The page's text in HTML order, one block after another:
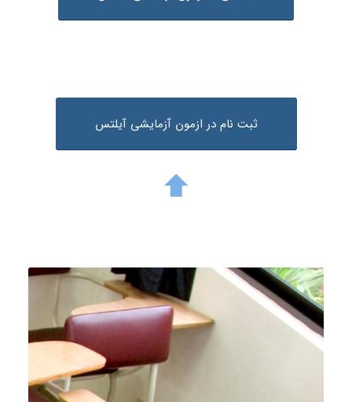
ثبت نام در ازمون آزمایشی آیلتس